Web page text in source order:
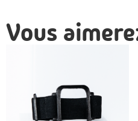
Vous